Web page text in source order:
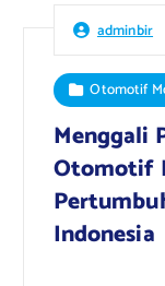
adminbir
Otomotif
Menggali
Otomotif
Indonesia